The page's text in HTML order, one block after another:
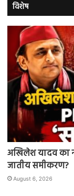
विशेष
अखिलेश यादव का
जातीय समीकरण?
August 6, 2026